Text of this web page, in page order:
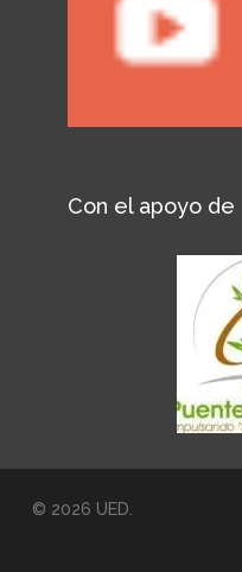
Con el apoyo de
© 2026 UED.